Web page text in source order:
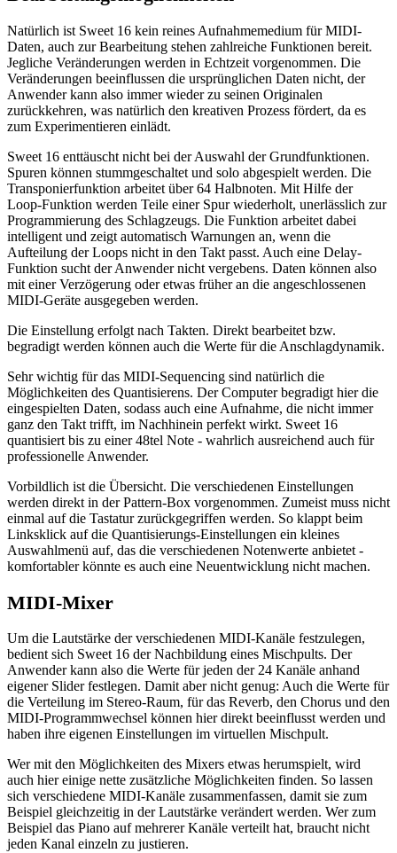
Natürlich ist Sweet 16 kein reines Aufnahmemedium für MIDI-
Daten, auch zur Bearbeitung stehen zahlreiche Funktionen bereit.
Jegliche Veränderungen werden in Echtzeit vorgenommen. Die
Veränderungen beeinflussen die ursprünglichen Daten nicht, der
Anwender kann also immer wieder zu seinen Originalen
zurückkehren, was natürlich den kreativen Prozess fördert, da es
zum Experimentieren einlädt.
Sweet 16 enttäuscht nicht bei der Auswahl der Grundfunktionen.
Spuren können stummgeschaltet und solo abgespielt werden. Die
Transponierfunktion arbeitet über 64 Halbnoten. Mit Hilfe der
Loop-Funktion werden Teile einer Spur wiederholt, unerlässlich zur
Programmierung des Schlagzeugs. Die Funktion arbeitet dabei
intelligent und zeigt automatisch Warnungen an, wenn die
Aufteilung der Loops nicht in den Takt passt. Auch eine Delay-
Funktion sucht der Anwender nicht vergebens. Daten können also
mit einer Verzögerung oder etwas früher an die angeschlossenen
MIDI-Geräte ausgegeben werden.
Die Einstellung erfolgt nach Takten. Direkt bearbeitet bzw.
begradigt werden können auch die Werte für die Anschlagdynamik.
Sehr wichtig für das MIDI-Sequencing sind natürlich die
Möglichkeiten des Quantisierens. Der Computer begradigt hier die
eingespielten Daten, sodass auch eine Aufnahme, die nicht immer
ganz den Takt trifft, im Nachhinein perfekt wirkt. Sweet 16
quantisiert bis zu einer 48tel Note - wahrlich ausreichend auch für
professionelle Anwender.
Vorbildlich ist die Übersicht. Die verschiedenen Einstellungen
werden direkt in der Pattern-Box vorgenommen. Zumeist muss nicht
einmal auf die Tastatur zurückgegriffen werden. So klappt beim
Linksklick auf die Quantisierungs-Einstellungen ein kleines
Auswahlmenü auf, das die verschiedenen Notenwerte anbietet -
komfortabler könnte es auch eine Neuentwicklung nicht machen.
MIDI-Mixer
Um die Lautstärke der verschiedenen MIDI-Kanäle festzulegen,
bedient sich Sweet 16 der Nachbildung eines Mischpults. Der
Anwender kann also die Werte für jeden der 24 Kanäle anhand
eigener Slider festlegen. Damit aber nicht genug: Auch die Werte für
die Verteilung im Stereo-Raum, für das Reverb, den Chorus und den
MIDI-Programmwechsel können hier direkt beeinflusst werden und
haben ihre eigenen Einstellungen im virtuellen Mischpult.
Wer mit den Möglichkeiten des Mixers etwas herumspielt, wird
auch hier einige nette zusätzliche Möglichkeiten finden. So lassen
sich verschiedene MIDI-Kanäle zusammenfassen, damit sie zum
Beispiel gleichzeitig in der Lautstärke verändert werden. Wer zum
Beispiel das Piano auf mehrerer Kanäle verteilt hat, braucht nicht
jeden Kanal einzeln zu justieren.